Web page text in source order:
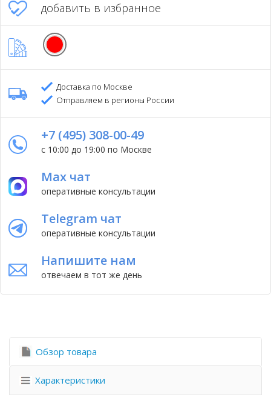
добавить в избранное
Доставка по Москве
Отправляем в регионы России
+7 (495) 308-00-49
с 10:00 до 19:00 по Москве
Max чат
оперативные консультации
Telegram чат
оперативные консультации
Напишите нам
отвечаем в тот же день
Обзор товара
Характеристики